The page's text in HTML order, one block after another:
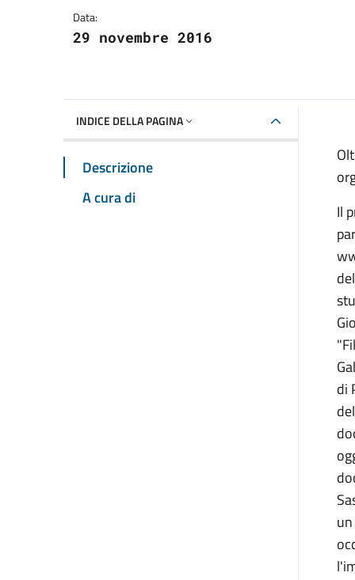
Data:
29 novembre 2016
INDICE DELLA PAGINA
Descrizione
A cura di
Il
di